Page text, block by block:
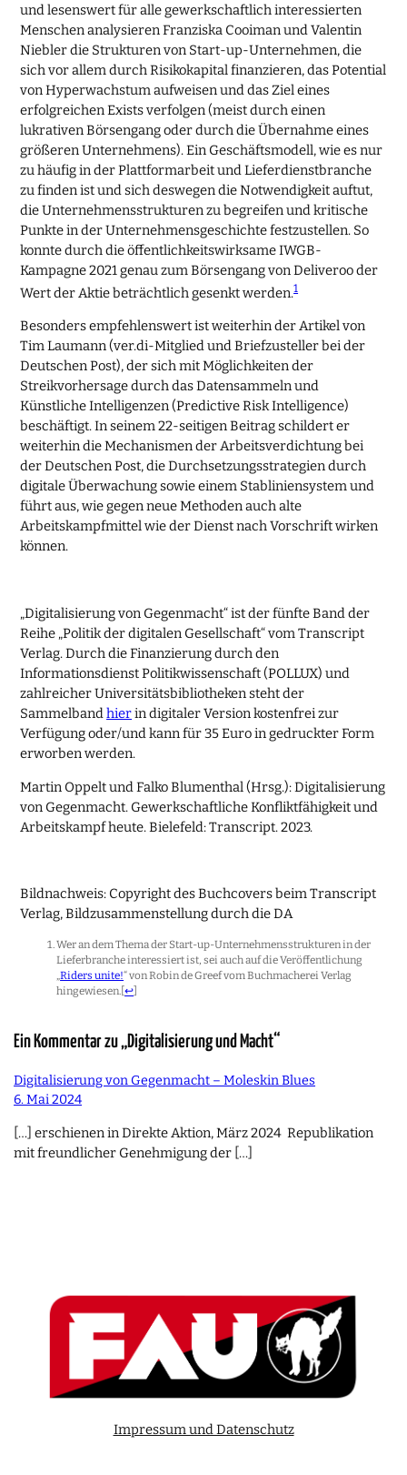
und lesenswert für alle gewerkschaftlich interessierten
Menschen analysieren Franziska Cooiman und Valentin
Niebler die Strukturen von Start-up-Unternehmen, die
sich vor allem durch Risikokapital finanzieren, das Potential
von Hyperwachstum aufweisen und das Ziel eines
erfolgreichen Exists verfolgen (meist durch einen
lukrativen Börsengang oder durch die Übernahme eines
größeren Unternehmens). Ein Geschäftsmodell, wie es nur
zu häufig in der Plattformarbeit und Lieferdienstbranche
zu finden ist und sich deswegen die Notwendigkeit auftut,
die Unternehmensstrukturen zu begreifen und kritische
Punkte in der Unternehmensgeschichte festzustellen. So
konnte durch die öffentlichkeitswirksame IWGB-
Kampagne 2021 genau zum Börsengang von Deliveroo der
Wert der Aktie beträchtlich gesenkt werden.1
Besonders empfehlenswert ist weiterhin der Artikel von
Tim Laumann (ver.di-Mitglied und Briefzusteller bei der
Deutschen Post), der sich mit Möglichkeiten der
Streikvorhersage durch das Datensammeln und
Künstliche Intelligenzen (Predictive Risk Intelligence)
beschäftigt. In seinem 22-seitigen Beitrag schildert er
weiterhin die Mechanismen der Arbeitsverdichtung bei
der Deutschen Post, die Durchsetzungsstrategien durch
digitale Überwachung sowie einem Stabliniensystem und
führt aus, wie gegen neue Methoden auch alte
Arbeitskampfmittel wie der Dienst nach Vorschrift wirken
können.
„Digitalisierung von Gegenmacht“ ist der fünfte Band der
Reihe „Politik der digitalen Gesellschaft“ vom Transcript
Verlag. Durch die Finanzierung durch den
Informationsdienst Politikwissenschaft (POLLUX) und
zahlreicher Universitätsbibliotheken steht der
Sammelbandhierin digitaler Version kostenfrei zur
Verfügung oder/und kann für 35 Euro in gedruckter Form
erworben werden.
Martin Oppelt und Falko Blumenthal (Hrsg.): Digitalisierung
von Gegenmacht. Gewerkschaftliche Konfliktfähigkeit und
Arbeitskampf heute. Bielefeld: Transcript. 2023.
Bildnachweis: Copyright des Buchcovers beim Transcript
Verlag, Bildzusammenstellung durch die DA
Wer an dem Thema der Start-up-Unternehmensstrukturen in der
Lieferbranche interessiert ist, sei auch auf die Veröffentlichung
„Riders unite!“ von Robin de Greef vom Buchmacherei Verlag
hingewiesen. [↩
Ein Kommentar zu „Digitalisierung und Macht“
Digitalisierung von Gegenmacht – Moleskin Blues
6. Mai 2024
[…] erschie­nen in Direk­te Akti­on, März 2024 Repu­bli­ka­ti­on
mit freund­li­cher Geneh­mi­gung der […]
Impressum und Datenschutz